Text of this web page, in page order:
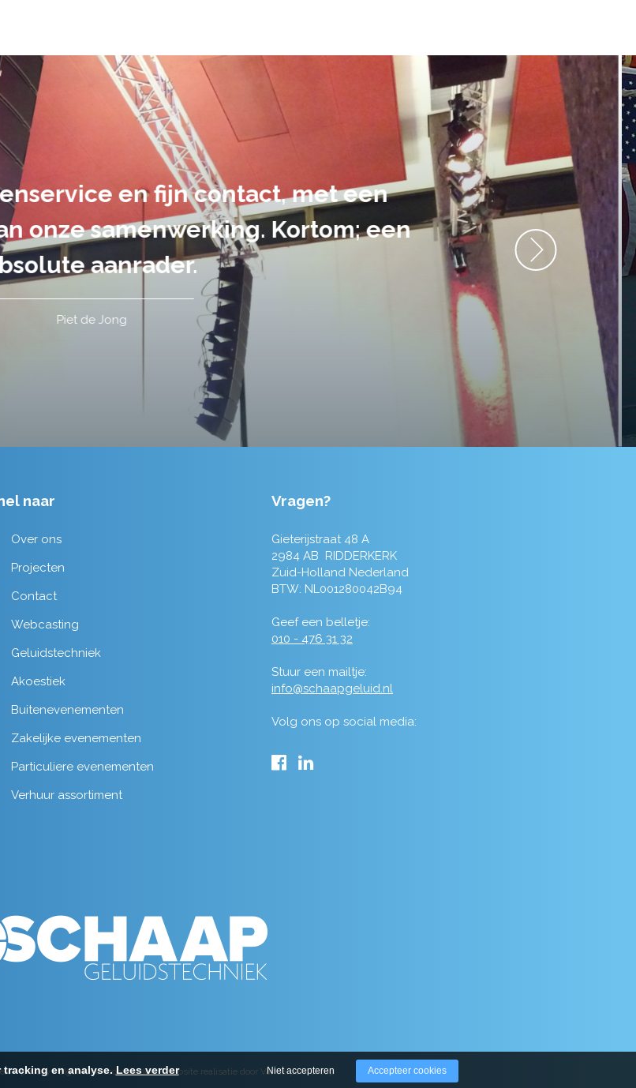
van ons evenement heb ik
en dat is een aanrader! Alles
de puntjes verzorgd.
Tim de Lange
naar
Over ons
Projecten
Contact
Webcasting
Geluidstechniek
Akoestiek
Buitenevenementen
Zakelijke evenementen
Particuliere evenementen
Verhuur assortiment
Vragen?
Gieterijstraat 48 A
2984 AB RIDDERKERK
Zuid-Holland Nederland
BTW: NL001280042B94
Geef een belletje:
010 - 476 31 32
Stuur een mailtje:
info@schaapgeluid.nl
Volg ons op social media:
-privacy-algemene voorwaarden-Website realisatie door Vanderperk Groep
tracking en analyse.Lees verder Niet accepteren Accepteer cookies